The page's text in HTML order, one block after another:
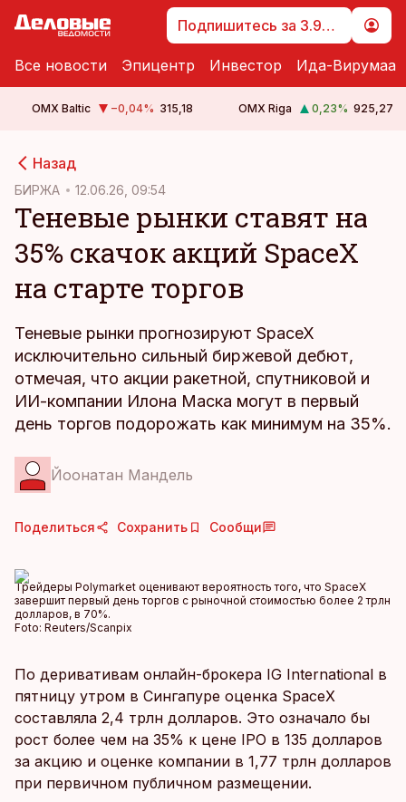
Подпишитесь за 3.99 €
Все новости Эпицентр Инвестор Ида-Вирумаа
OMX Baltic −0,04% 315,18 OMX Riga 0,23% 925,27
Назад
БИРЖА 12.06.26, 09:54
Теневые рынки ставят на
35% скачок акций SpaceX
на старте торгов
Теневые рынки прогнозируют SpaceX
исключительно сильный биржевой дебют,
отмечая, что акции ракетной, спутниковой и
ИИ-компании Илона Маска могут в первый
день торгов подорожать как минимум на 35%.
Йоонатан Мандель
Поделиться Сохранить Сообщи
Трейдеры Polymarket оценивают вероятность того, что SpaceX
завершит первый день торгов с рыночной стоимостью более 2 трлн
долларов, в 70%.
Foto: Reuters/Scanpix
По деривативам онлайн-брокера IG International в
пятницу утром в Сингапуре оценка SpaceX
составляла 2,4 трлн долларов. Это означало бы
рост более чем на 35% к цене IPO в 135 долларов
за акцию и оценке компании в 1,77 трлн долларов
при первичном публичном размещении.